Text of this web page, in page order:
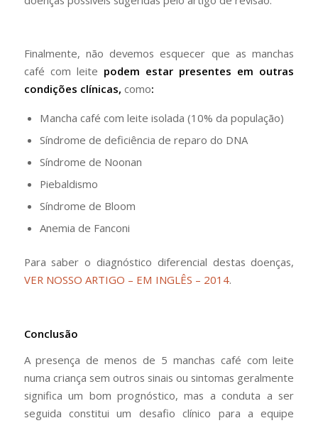
Finalmente, não devemos esquecer que as manchas
café com leite podem estar presentes em outras
condições clínicas, como:
Mancha café com leite isolada (10% da população)
Síndrome de deficiência de reparo do DNA
Síndrome de Noonan
Piebaldismo
Síndrome de Bloom
Anemia de Fanconi
Para saber o diagnóstico diferencial destas doenças,
VER NOSSO ARTIGO – EM INGLÊS – 2014.
Conclusão
A presença de menos de 5 manchas café com leite
numa criança sem outros sinais ou sintomas geralmente
significa um bom prognóstico, mas a conduta a ser
seguida constitui um desafio clínico para a equipe